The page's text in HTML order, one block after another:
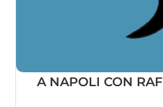
A NAPOLI CON